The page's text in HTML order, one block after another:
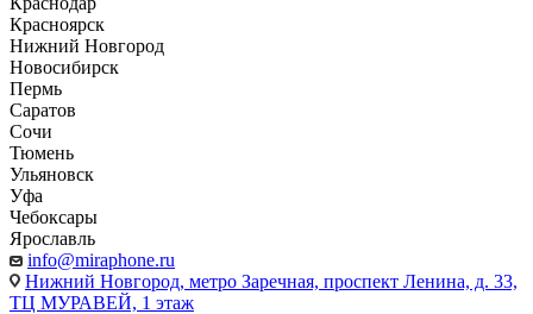
Красноярск
Нижний Новгород
Новосибирск
Пермь
Саратов
Сочи
Тюмень
Ульяновск
Уфа
Чебоксары
Ярославль
info@miraphone.ru
Нижний Новгород, метро Заречная, проспект Ленина, д. 33,
ТЦ МУРАВЕЙ, 1 этаж